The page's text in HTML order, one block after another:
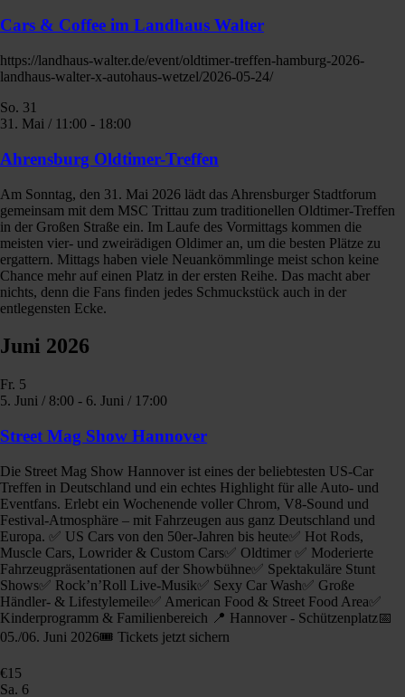
Cars & Coffee im Landhaus Walter
https://landhaus-walter.de/event/oldtimer-treffen-hamburg-2026-
landhaus-walter-x-autohaus-wetzel/2026-05-24/
So. 31
31. Mai / 11:00 - 18:00
Ahrensburg Oldtimer-Treffen
Am Sonntag, den 31. Mai 2026 lädt das Ahrensburger Stadtforum
gemeinsam mit dem MSC Trittau zum traditionellen Oldtimer-Treffen
in der Großen Straße ein. Im Laufe des Vormittags kommen die
meisten vier- und zweirädigen Oldimer an, um die besten Plätze zu
ergattern. Mittags haben viele Neuankömmlinge meist schon keine
Chance mehr auf einen Platz in der ersten Reihe. Das macht aber
nichts, denn die Fans finden jedes Schmuckstück auch in der
entlegensten Ecke.
Juni 2026
Fr. 5
5. Juni / 8:00 - 6. Juni / 17:00
Street Mag Show Hannover
Die Street Mag Show Hannover ist eines der beliebtesten US-Car
Treffen in Deutschland und ein echtes Highlight für alle Auto- und
Eventfans. Erlebt ein Wochenende voller Chrom, V8-Sound und
Festival-Atmosphäre – mit Fahrzeugen aus ganz Deutschland und
Europa. ✅ US Cars von den 50er-Jahren bis heute✅ Hot Rods,
Muscle Cars, Lowrider & Custom Cars✅ Oldtimer ✅ Moderierte
Fahrzeugpräsentationen auf der Showbühne✅ Spektakuläre Stunt
Shows✅ Rock’n’Roll Live-Musik✅ Sexy Car Wash✅ Große
Händler- & Lifestylemeile✅ American Food & Street Food Area✅
Kinderprogramm & Familienbereich 📍 Hannover - Schützenplatz📅
05./06. Juni 2026🎟 Tickets jetzt sichern
€15
Sa. 6